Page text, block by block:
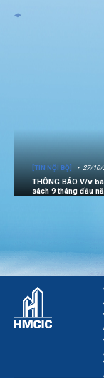
[TIN NỘI BỘ] 27/10/
THÔNG BÁO V/v báo cáo công khai thực hiện dự toán thu – chi ngân
sách 9 tháng đầu